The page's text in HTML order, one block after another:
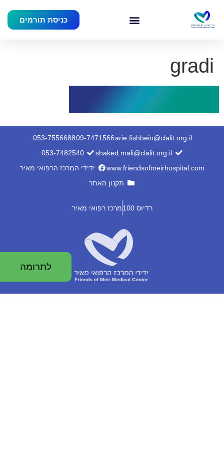
כניסת תורמים
לתרומה
gradi
arie.fishbein@clalit.org.il
09-7471566
053-7556688
shaked.mali@clalit.org.il
053-7482540
www.friendsofmeirhospital.com
ידידי המרכז הרפואי מאיר
תקנון האתר
רדיוס 100 מרכז רפואי מאיר